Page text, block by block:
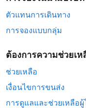
ตัวแทนการเดินทาง
การจองแบบกลุ่ม
ต้องการความช่วยเห
ช่วยเหลือ
เงื่อนไขการขนส่ง
การดูแลและช่วยเหลือ